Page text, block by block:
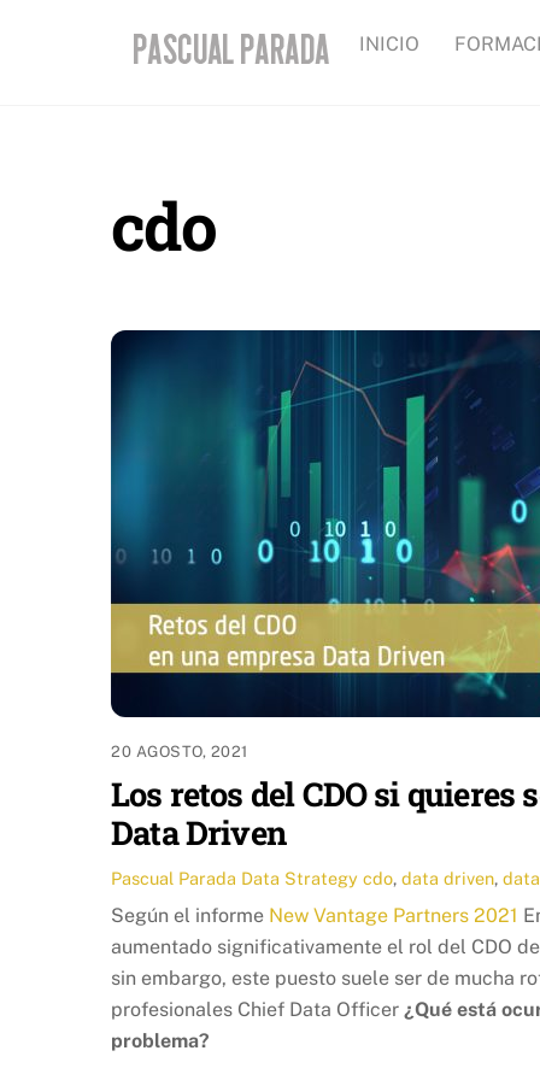
INICIO
cdo
20 AGOSTO, 2021
Los retos del CDO si quieres
Data Driven
Pascual Parada Data Strategy cdo, data driven,
Según el informe New Vantage Partners 2021
aumentado significativamente el rol del CDO
sin embargo, este puesto suele ser de mucha
profesionales Chief Data Officer ¿Qué está
problema?